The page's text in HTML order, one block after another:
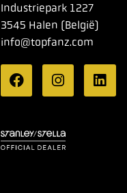
Industriepark 1227
3545 Halen (België)
info@topfanz.com